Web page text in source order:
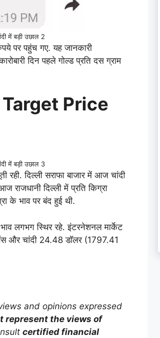
में बड़ी उछाल 2
पर पहुंच गए. यह जानकारी
दिन पहले गोल्ड प्रति दस ग्राम
Price
में बड़ी उछाल 3
दिल्ली सराफा बाजार में आज चांदी
दिल्ली में प्रति किग्रा
के भाव पर बंद हुई थी.
लगभग स्थिर रहे. इंटरनेशनल मार्केट
और चांदी 24.48 डॉलर (1797.41
and opinions expressed
represent the views of
certified financial